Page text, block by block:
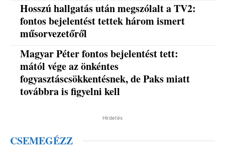
Hosszú hallgatás után megszólalt a TV2:
fontos bejelentést tettek három ismert
műsorvezetőről
Magyar Péter fontos bejelentést tett:
mától vége az önkéntes
fogyasztáscsökkentésnek, de Paks miatt
továbbra is figyelni kell
Hirdetés
CSEMEGÉZZ